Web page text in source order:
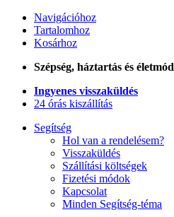
Navigációhoz
Tartalomhoz
Kosárhoz
Szépség, háztartás és életmód
Ingyenes visszaküldés
24 órás kiszállítás
Segítség
Hol van a rendelésem?
Visszaküldés
Szállítási költségek
Fizetési módok
Kapcsolat
Minden Segítség-téma